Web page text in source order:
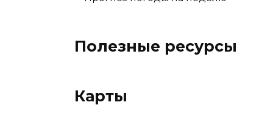
Полезные ресурсы
Карты